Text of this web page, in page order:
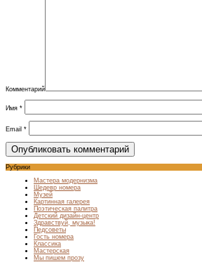
Комментарий
Имя *
Email *
Рубрики
Мастера модернизма
Шедевр номера
Музей
Картинная галерея
Поэтическая палитра
Детский дизайн-центр
Здравствуй, музыка!
Педсоветы
Гость номера
Классика
Мастерская
Мы пишем прозу